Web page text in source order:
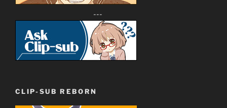
---
CLIP-SUB REBORN